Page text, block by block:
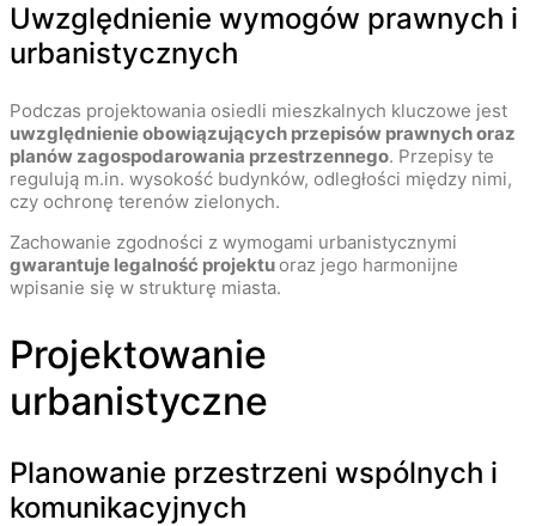
Uwzględnienie wymogów prawnych i
urbanistycznych
Podczas projektowania osiedli mieszkalnych kluczowe jest
uwzględnienie obowiązujących przepisów prawnych oraz
planów zagospodarowania przestrzennego. Przepisy te
regulują m.in. wysokość budynków, odległości między nimi,
czy ochronę terenów zielonych.
Zachowanie zgodności z wymogami urbanistycznymi
gwarantuje legalność projektu oraz jego harmonijne
wpisanie się w strukturę miasta.
Projektowanie
urbanistyczne
Planowanie przestrzeni wspólnych i
komunikacyjnych